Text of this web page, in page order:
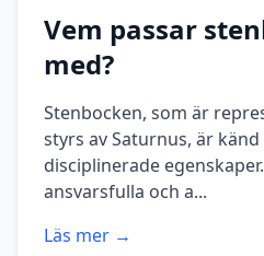
Vem passar
med?
Stenbocken, som är
styrs av Saturnus, är
disciplinerade
ansvarsfulla och a...
Läs mer →